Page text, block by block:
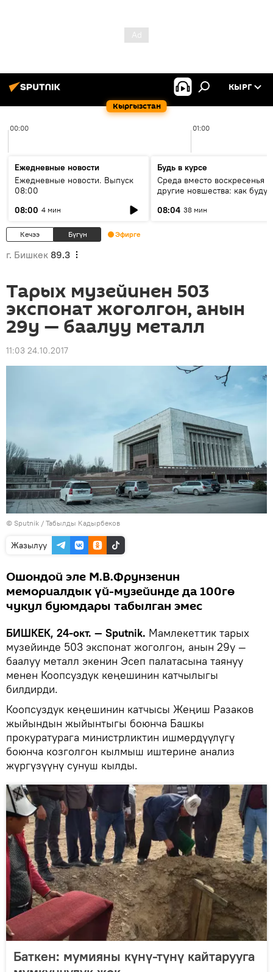
Кыргызстан
КЫРГ
00:00 01:00
Ежедневные новости
Ежедневные новости. Выпуск
08:00
08:00 4 мин
Будь в курсе
Среда вместо воскресенья и
другие новшества: как будут
08:04 38 мин
Кечээ Бүгүн Эфирге
г. Бишкек 89.3
Тарых музейинен 503
экспонат жоголгон, анын
29у — баалуу металл
11:03 24.10.2017
© Sputnik / Табылды Кадырбеков
Жазылуу
Ошондой эле М.В.Фрунзенин
мемориалдык үй-музейинде да 100гө
чукул буюмдары табылган эмес
БИШКЕК, 24-окт. — Sputnik. Мамлекеттик тарых
музейинде 503 экспонат жоголгон, анын 29у —
баалуу металл экенин Эсеп палатасына таянуу
менен Коопсуздук кеңешинин катчылыгы
билдирди.
Коопсуздук кеңешинин катчысы Жеңиш Разаков
жыйындын жыйынтыгы боюнча Башкы
прокуратурага министрликтин ишмердүүлүгү
боюнча козголгон кылмыш иштерине анализ
жүргүзүүнү сунуш кылды.
Баткен: мумияны күнү-түнү кайтарууга